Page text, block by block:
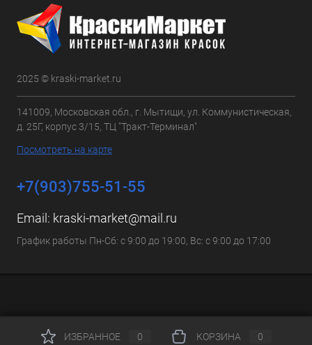
2025 © kraski-market.ru
141009, Московская обл., г. Мытищи, ул. Коммунистическая,
д. 25Г, корпус 3/15, ТЦ "Тракт-Терминал"
Посмотреть на карте
+7(903)755-51-55
Email: kraski-market@mail.ru
График работы Пн-Сб: с 9:00 до 19:00, Вс: с 9:00 до 17:00
ИЗБРАННОЕ 0 КОРЗИНА 0